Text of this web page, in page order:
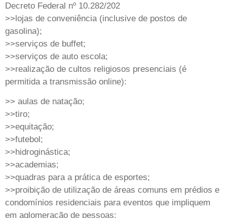
Decreto Federal nº 10.282/202
>>lojas de conveniência (inclusive de postos de
gasolina);
>>serviços de buffet;
>>serviços de auto escola;
>>realização de cultos religiosos presenciais (é
permitida a transmissão online):
>> aulas de natação;
>>tiro;
>>equitação;
>>futebol;
>>hidroginástica;
>>academias;
>>quadras para a prática de esportes;
>>proibição de utilização de áreas comuns em prédios e
condomínios residenciais para eventos que impliquem
em aglomeração de pessoas;